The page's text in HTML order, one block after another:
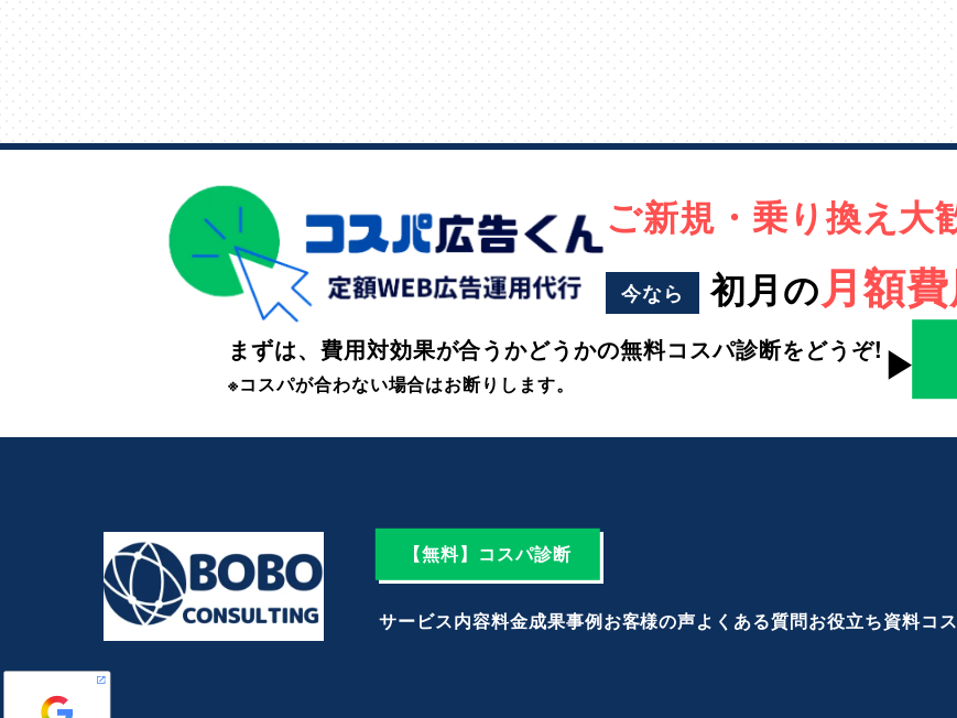
ご新規・乗り換え大
今なら 初月の月額
まずは、費用対効果が合うかどうかの無料コスパ診断をどうぞ!
※コスパが合わない場合はお断りします。 ▶︎
【無料】コスパ診断
サービス内容料金成果事例お客様の声よくある質問お役立ち資料コ